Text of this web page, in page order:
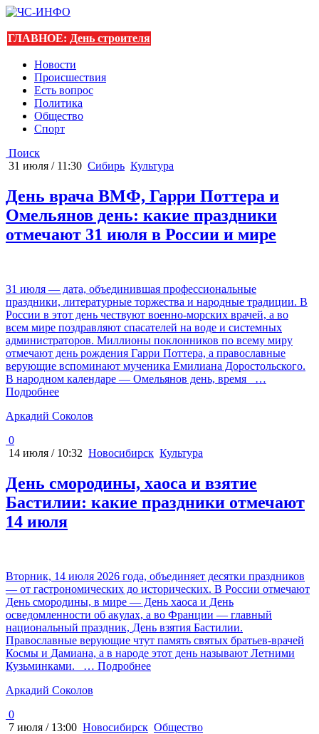
ГЛАВНОЕ: День строителя
Новости
Происшествия
Есть вопрос
Политика
Общество
Спорт
Поиск
31 июля / 11:30 Сибирь Культура
День врача ВМФ, Гарри Поттера и
Омельянов день: какие праздники
отмечают 31 июля в России и мире
31 июля — дата, объединившая профессиональные
праздники, литературные торжества и народные традиции. В
России в этот день чествуют военно-морских врачей, а во
всем мире поздравляют спасателей на воде и системных
администраторов. Миллионы поклонников по всему миру
отмечают день рождения Гарри Поттера, а православные
верующие вспоминают мученика Емилиана Доростольского.
В народном календаре — Омельянов день, время
…
Подробнее
Аркадий Соколов
0
14 июля / 10:32 Новосибирск Культура
День смородины, хаоса и взятие
Бастилии: какие праздники отмечают
14 июля
Вторник, 14 июля 2026 года, объединяет десятки праздников
— от гастрономических до исторических. В России отмечают
День смородины, в мире — День хаоса и День
осведомленности об акулах, а во Франции — главный
национальный праздник, День взятия Бастилии.
Православные верующие чтут память святых братьев-врачей
Космы и Дамиана, а в народе этот день называют Летними
Кузьминками.
… Подробнее
Аркадий Соколов
0
7 июля / 13:00 Новосибирск Общество